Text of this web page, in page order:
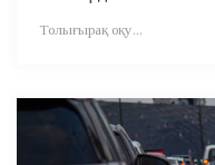
Толығырақ оқу...